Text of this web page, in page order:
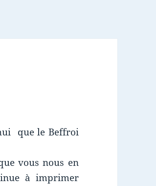
que le Beffroi
vous nous en
à imprimer